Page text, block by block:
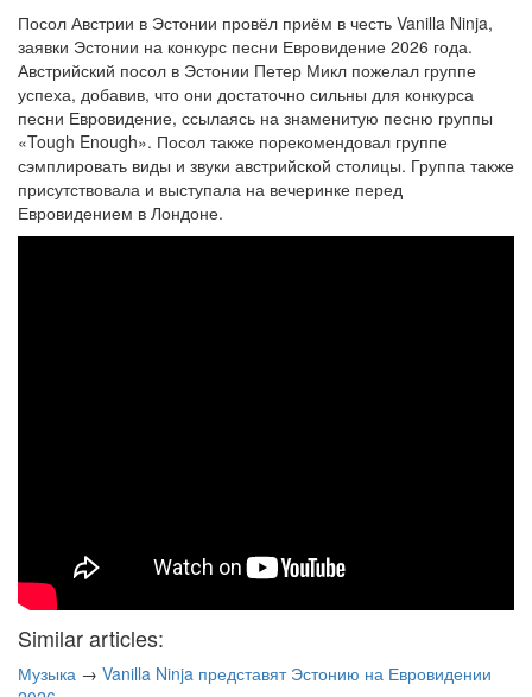
Посол Австрии в Эстонии провёл приём в честь Vanilla Ninja,
заявки Эстонии на конкурс песни Евровидение 2026 года.
Австрийский посол в Эстонии Петер Микл пожелал группе
успеха, добавив, что они достаточно сильны для конкурса
песни Евровидение, ссылаясь на знаменитую песню группы
«Tough Enough». Посол также порекомендовал группе
сэмплировать виды и звуки австрийской столицы. Группа также
присутствовала и выступала на вечеринке перед
Евровидением в Лондоне.
Similar articles:
Музыка → Vanilla Ninja представят Эстонию на Евровидении